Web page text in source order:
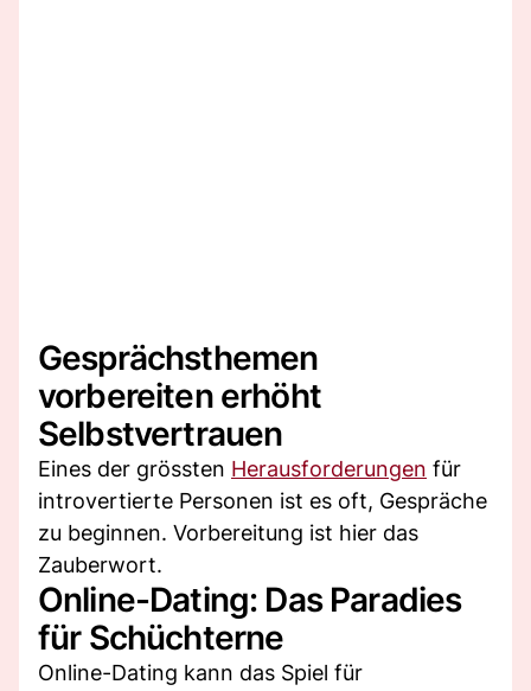
Gesprächsthemen
vorbereiten erhöht
Selbstvertrauen
Eines der grössten Herausforderungen für
introvertierte Personen ist es oft, Gespräche
zu beginnen. Vorbereitung ist hier das
Zauberwort.
Online-Dating: Das Paradies
für Schüchterne
Online-Dating kann das Spiel für